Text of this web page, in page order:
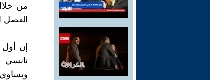
من
الفصل
إن